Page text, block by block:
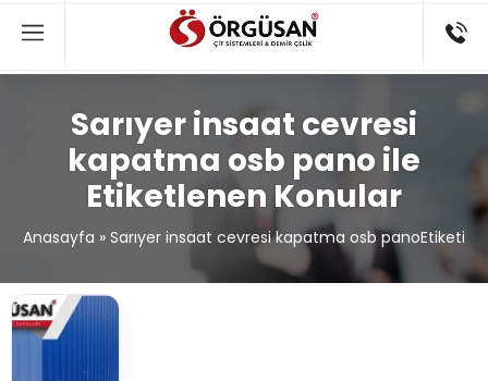
Sarıyer insaat cevresi
kapatma osb pano ile
Etiketlenen Konular
Anasayfa » Sarıyer insaat cevresi kapatma osb panoEtiketi